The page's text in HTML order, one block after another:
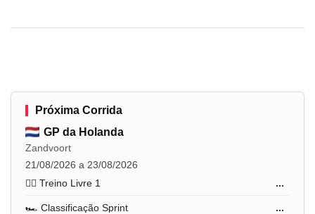
Próxima Corrida
GP da Holanda
Zandvoort
21/08/2026 a 23/08/2026
🏋️‍♂️ Treino Livre 1
...
🏎️ Classificação Sprint ...